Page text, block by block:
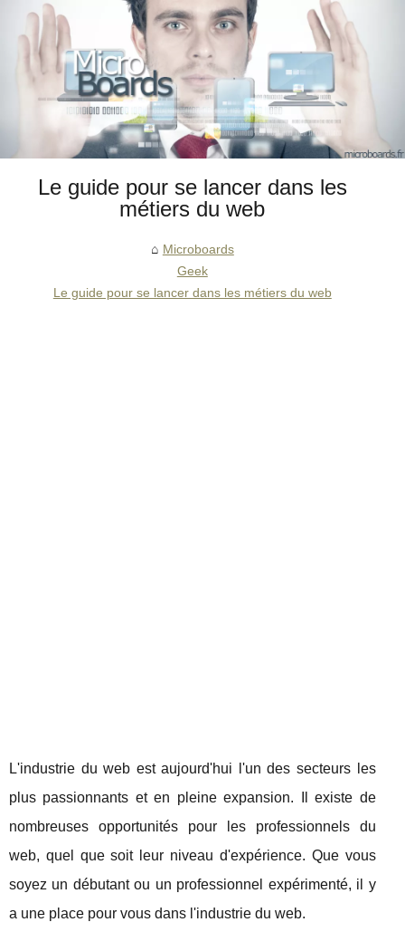
Le guide pour se lancer dans les
métiers du web
Microboards
Geek
Le guide pour se lancer dans les métiers du web
L'industrie du web est aujourd'hui l'un des secteurs les
plus passionnants et en pleine expansion. Il existe de
nombreuses opportunités pour les professionnels du
web, quel que soit leur niveau d'expérience. Que vous
soyez un débutant ou un professionnel expérimenté, il y
a une place pour vous dans l'industrie du web.